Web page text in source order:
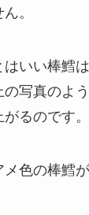
。
いい棒鱈
写真のよ
るのです。
色の棒鱈